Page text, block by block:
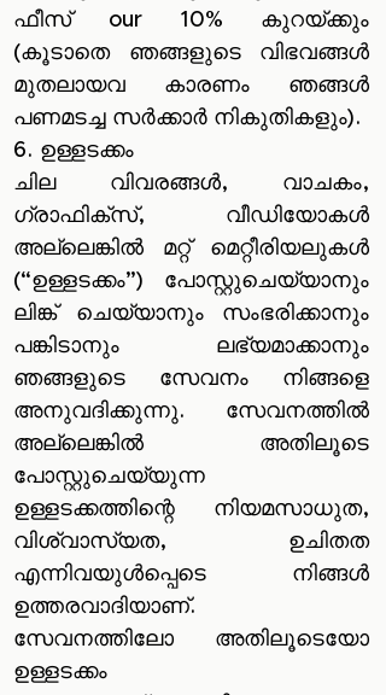
ഫീസ് our 10% കുറയ്ക്കും
(കൂടാതെ ഞങ്ങളുടെ വിഭവങ്ങൾ
മുതലായവ കാരണം ഞങ്ങൾ
പണമടച്ച സർക്കാർ നികുതികളും).
6. ഉള്ളടക്കം
ചില വിവരങ്ങൾ, വാചകം,
ഗ്രാഫിക്സ്, വീഡിയോകൾ
അല്ലെങ്കിൽ മറ്റ് മെറ്റീരിയലുകൾ
(“ഉള്ളടക്കം”) പോസ്റ്റുചെയ്യാനും
ലിങ്ക് ചെയ്യാനും സംഭരിക്കാനും
പങ്കിടാനും ലഭ്യമാക്കാനും
ഞങ്ങളുടെ സേവനം നിങ്ങളെ
അനുവദിക്കുന്നു. സേവനത്തിൽ
അല്ലെങ്കിൽ അതിലൂടെ
പോസ്റ്റുചെയ്യുന്ന
ഉള്ളടക്കത്തിന്റെ നിയമസാധുത,
വിശ്വാസ്യത, ഉചിതത
എന്നിവയുൾപ്പെടെ നിങ്ങൾ
ഉത്തരവാദിയാണ്.
സേവനത്തിലോ അതിലൂടെയോ
ഉള്ളടക്കം